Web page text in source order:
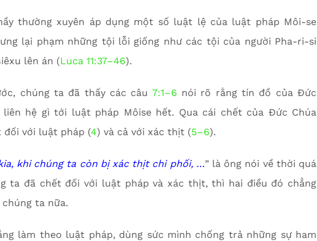
thường xuyên áp dụng một số luật lệ của luật pháp Môi-se
lại phạm những tội lỗi giống như các tội của người Pha-ri-si
lên án (Luca 11:37–46).
chúng ta đã thấy các câu 7:1–6 nói rõ rằng tín đồ của Đức
liên hệ gì tới luật pháp Môise hết. Qua cái chết của Đức Chúa
đối với luật pháp (4) và cả với xác thịt (5–6).
khi chúng ta còn bị xác thịt chi phối, …” là ông nói về thời quá
ta đã chết đối với luật pháp và xác thịt, thì hai điều đó chẳng
ta nữa.
làm theo luật pháp, dùng sức mình chống trả những sự ham